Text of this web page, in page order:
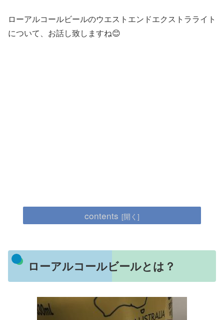
ローアルコールビールのウエストエンドエクストラライト
について、お話し致しますね😊
contents
ローアルコールビールとは？